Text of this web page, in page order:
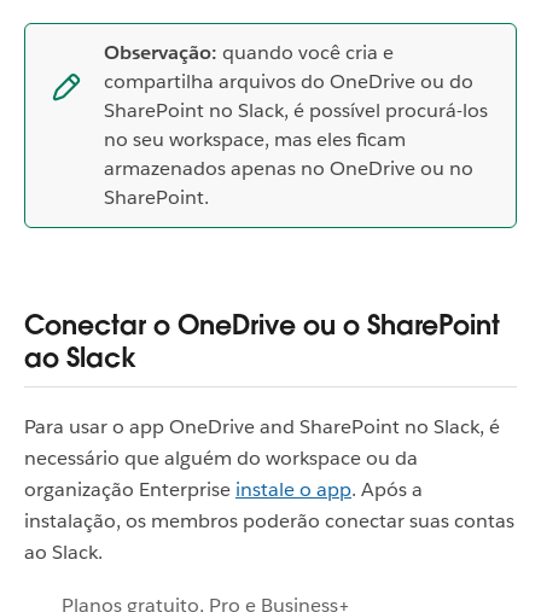
Observação: quando você cria e
compartilha arquivos do OneDrive ou do
SharePoint no Slack, é possível procurá-los
no seu workspace, mas eles ficam
armazenados apenas no OneDrive ou no
SharePoint.
Conectar o OneDrive ou o SharePoint
ao Slack
Para usar o app OneDrive and SharePoint no Slack, é
necessário que alguém do workspace ou da
organização Enterprise instale o app. Após a
instalação, os membros poderão conectar suas contas
ao Slack.
Planos gratuito, Pro e Business+